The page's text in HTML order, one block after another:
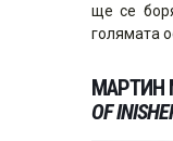
ще се
голямата
МАРТИН
OF